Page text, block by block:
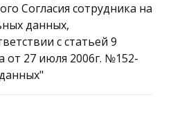
Согласия сотрудника на
данных,
с статьей 9
от 27 июля 2006г. №152-